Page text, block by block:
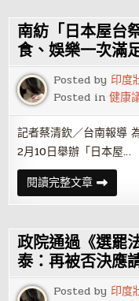
話
賴
清
德
2.9
兆
預
算
夠
用
了
勿
情
勒
南紡「日本屋台
食、娛樂一次滿
Posted by 印度
Posted in健康
記者蔡清欽／台南報導
2月10日舉辦「日本屋…
閱讀完整文章南
紡
「日
屋
台
祭」
熱
鬧
登
場
政院通過《選罷
泰：再被否決應
Posted by 印度